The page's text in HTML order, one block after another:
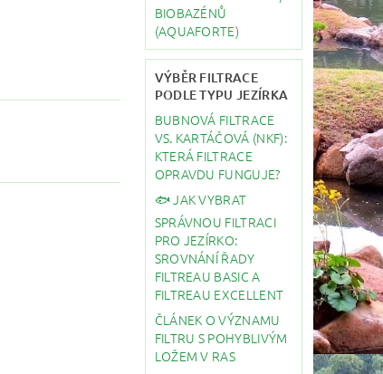
BIOBAZÉNŮ
(AQUAFORTE)
VÝBĚR FILTRACE
PODLE TYPU JEZÍRKA
BUBNOVÁ FILTRACE
VS. KARTÁČOVÁ (NKF):
KTERÁ FILTRACE
OPRAVDU FUNGUJE?
🐟 JAK VYBRAT
SPRÁVNOU FILTRACI
PRO JEZÍRKO:
SROVNÁNÍ ŘADY
FILTREAU BASIC A
FILTREAU EXCELLENT
ČLÁNEK O VÝZNAMU
FILTRU S POHYBLIVÝM
LOŽEM V RAS